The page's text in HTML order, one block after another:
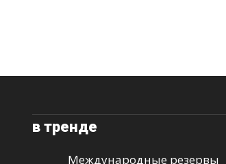
в тренде
Международные резервы